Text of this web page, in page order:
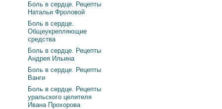
Боль в сердце. Рецепты
Натальи Фроловой
Боль в сердце.
Общеукрепляющие
средства
Боль в сердце. Рецепты
Андрея Ильина
Боль в сердце. Рецепты
Ванги
Боль в сердце. Рецепты
уральского целителя
Ивана Прохорова